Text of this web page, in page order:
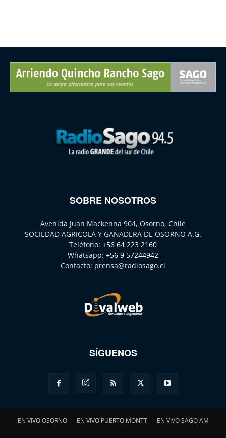
SOBRE NOSOTROS
Avenida Juan Mackenna 904, Osorno, Chile
SOCIEDAD AGRICOLA Y GANADERA DE OSORNO A.G.
Teléfono: +56 64 223 2160
Whatsapp: +56 9 57244942
Contacto: prensa@radiosago.cl
SÍGUENOS
EN VIVO OSORNO EN VIVO PUERTO MONTT EN VIVO SAGO AM